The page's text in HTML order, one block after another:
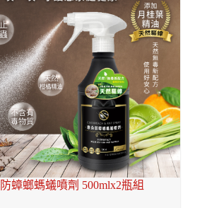
蟑螂螞蟻噴劑 500mlx2瓶組